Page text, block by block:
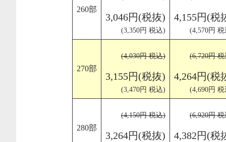
260部
3,046円(税抜)
(3,350円 税込)
4,155円(税
(4,570円
270部
(4,030円 税込)
3,155円(税抜)
(3,470円 税込)
(6,720円
4,264円(税
(4,690円
280部
(4,150円 税込)
3,264円(税抜)
(6,920円
4,382円(税